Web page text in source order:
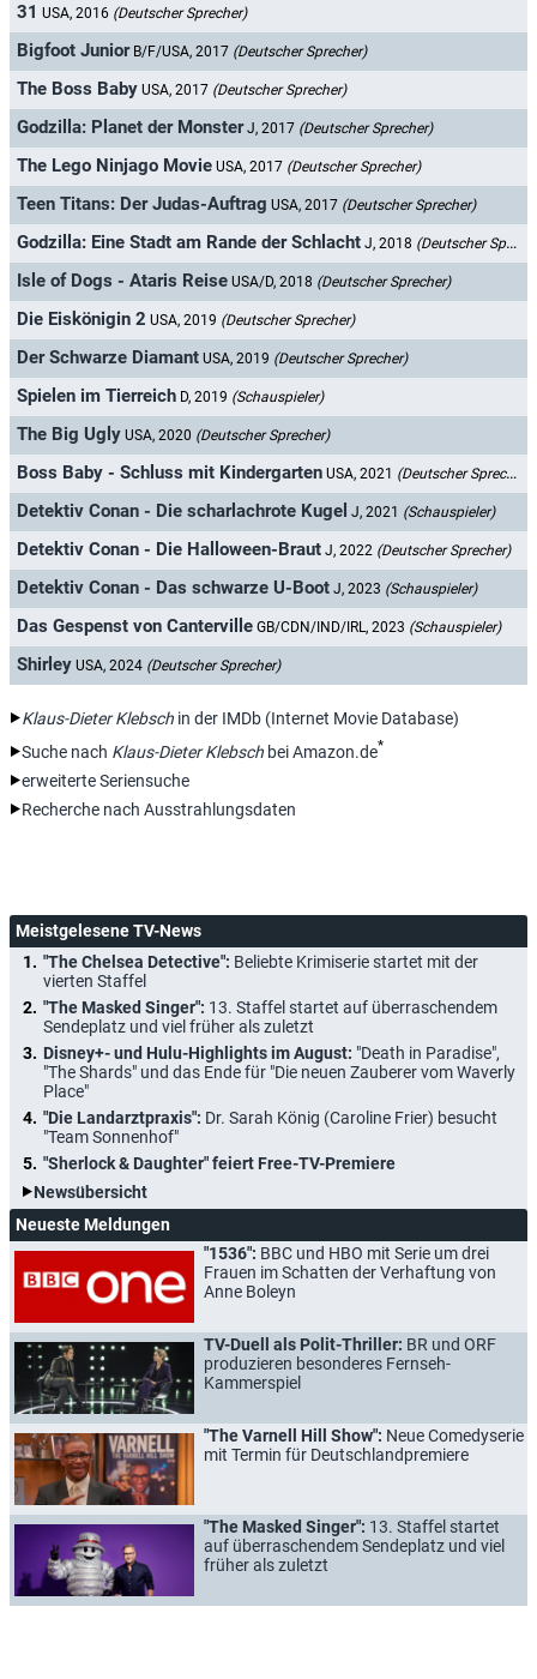
31 USA, 2016 (Deutscher Sprecher)
Bigfoot Junior B/F/USA, 2017 (Deutscher Sprecher)
The Boss Baby USA, 2017 (Deutscher Sprecher)
Godzilla: Planet der Monster J, 2017 (Deutscher Sprecher)
The Lego Ninjago Movie USA, 2017 (Deutscher Sprecher)
Teen Titans: Der Judas-Auftrag USA, 2017 (Deutscher Sprecher)
Godzilla: Eine Stadt am Rande der Schlacht J, 2018 (Deutscher Sprecher)
Isle of Dogs - Ataris Reise USA/D, 2018 (Deutscher Sprecher)
Die Eiskönigin 2 USA, 2019 (Deutscher Sprecher)
Der Schwarze Diamant USA, 2019 (Deutscher Sprecher)
Spielen im Tierreich D, 2019 (Schauspieler)
The Big Ugly USA, 2020 (Deutscher Sprecher)
Boss Baby - Schluss mit Kindergarten USA, 2021 (Deutscher Sprecher)
Detektiv Conan - Die scharlachrote Kugel J, 2021 (Schauspieler)
Detektiv Conan - Die Halloween-Braut J, 2022 (Deutscher Sprecher)
Detektiv Conan - Das schwarze U-Boot J, 2023 (Schauspieler)
Das Gespenst von Canterville GB/CDN/IND/IRL, 2023 (Schauspieler)
Shirley USA, 2024 (Deutscher Sprecher)
Klaus-Dieter Klebsch in der IMDb (Internet Movie Database)
Suche nach Klaus-Dieter Klebsch bei Amazon.de*
erweiterte Seriensuche
Recherche nach Ausstrahlungsdaten
Meistgelesene TV-News
"The Chelsea Detective": Beliebte Krimiserie startet mit der
vierten Staffel
"The Masked Singer": 13. Staffel startet auf überraschendem
Sendeplatz und viel früher als zuletzt
Disney+- und Hulu-Highlights im August: "Death in Paradise",
"The Shards" und das Ende für "Die neuen Zauberer vom Waverly
Place"
"Die Landarztpraxis": Dr. Sarah König (Caroline Frier) besucht
"Team Sonnenhof"
"Sherlock & Daughter" feiert Free-TV-Premiere
Newsübersicht
Neueste Meldungen
"1536": BBC und HBO mit Serie um drei
Frauen im Schatten der Verhaftung von
Anne Boleyn
TV-Duell als Polit-Thriller: BR und ORF
produzieren besonderes Fernseh-
Kammerspiel
"The Varnell Hill Show": Neue Comedyserie
mit Termin für Deutschlandpremiere
"The Masked Singer": 13. Staffel startet
auf überraschendem Sendeplatz und viel
früher als zuletzt